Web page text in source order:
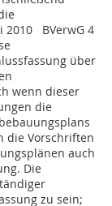
2010 BVerwG 4
über
wenn dieser
die
die Vorschriften
auch
Die
zu sein;